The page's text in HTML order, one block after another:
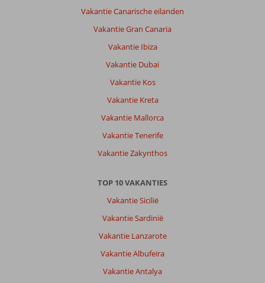
Vakantie Canarische eilanden
Vakantie Gran Canaria
Vakantie Ibiza
Vakantie Dubai
Vakantie Kos
Vakantie Kreta
Vakantie Mallorca
Vakantie Tenerife
Vakantie Zakynthos
TOP 10 VAKANTIES
Vakantie Sicilië
Vakantie Sardinië
Vakantie Lanzarote
Vakantie Albufeira
Vakantie Antalya